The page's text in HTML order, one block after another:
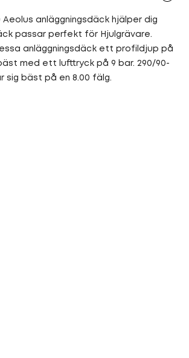
Aeolus anläggningsdäck hjälper dig
passar perfekt för Hjulgrävare.
anläggningsdäck ett profildjup på
med ett lufttryck på 9 bar. 290/90-
sig bäst på en 8.00 fälg.